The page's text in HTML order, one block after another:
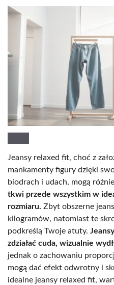
Jeansy relaxed fit, choć z
mankamenty figury dzięki
biodrach i udach, mogą
tkwi przede wszystkim w
rozmiaru. Zbyt obszerne
kilogramów, natomiast te
podkreślą Twoje atuty.
zdziałać cuda, wizualnie
jednak o zachowaniu
mogą dać efekt odwrotny i
idealne jeansy relaxed fit,